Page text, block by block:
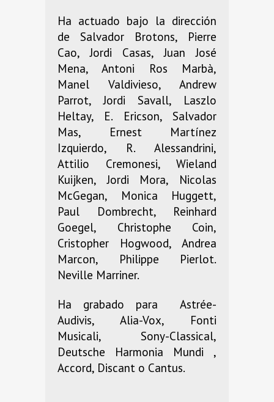
Ha actuado bajo la dirección
de Salvador Brotons, Pierre
Cao, Jordi Casas, Juan José
Mena, Antoni Ros Marbà,
Manel Valdivieso, Andrew
Parrot, Jordi Savall, Laszlo
Heltay, E. Ericson, Salvador
Mas, Ernest Martínez
Izquierdo, R. Alessandrini,
Attilio Cremonesi, Wieland
Kuijken, Jordi Mora, Nicolas
McGegan, Monica Huggett,
Paul Dombrecht, Reinhard
Goegel, Christophe Coin,
Cristopher Hogwood, Andrea
Marcon, Philippe Pierlot.
Neville Marriner.
Ha grabado para Astrée-
Audivis, Alia-Vox, Fonti
Musicali, Sony-Classical,
Deutsche Harmonia Mundi ,
Accord, Discant o Cantus.